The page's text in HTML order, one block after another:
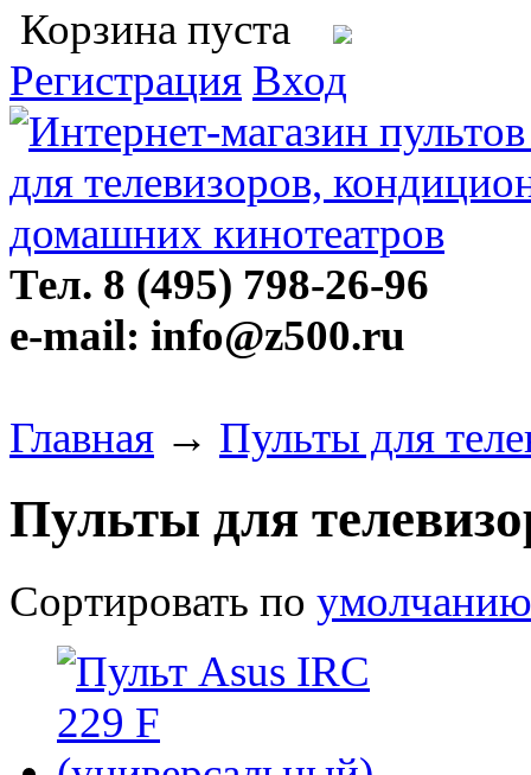
Корзина пуста
Регистрация Вход
Тел. 8 (495) 798-26-96
e-mail: info@z500.ru
Главная → Пульты для
Пульты для
Сортировать по умолчанию